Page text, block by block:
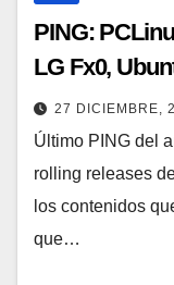
PING:
LG Fx0,
27 DICIEMBRE,
Último PING del
rolling releases
los contenidos
que…